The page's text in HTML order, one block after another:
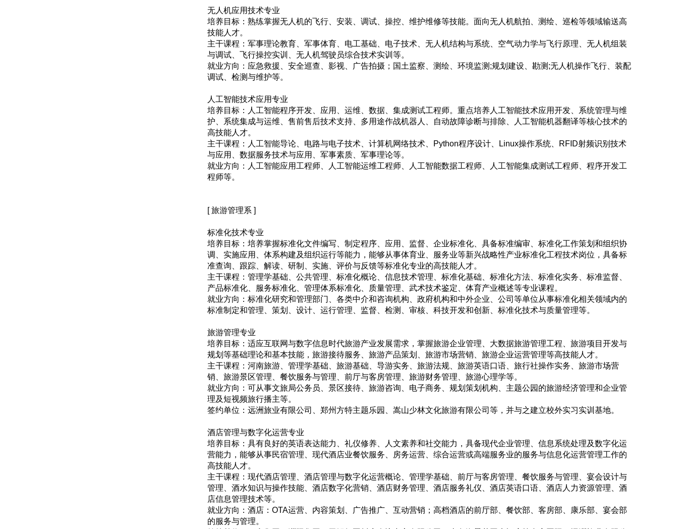
无人机应用技术专业
培养目标：熟练掌握无人机的飞行、安装、调试、操控、维护维修等技能。面向无人机航拍、测绘、巡检等领域输送高
技能人才。
主干课程：军事理论教育、军事体育、电工基础、电子技术、无人机结构与系统、空气动力学与飞行原理、无人机组装
与调试、飞行操控实训、无人机驾驶员综合技术实训等。
就业方向：应急救援、安全巡查、影视、广告拍摄；国土监察、测绘、环境监测;规划建设、勘测;无人机操作飞行、装配
调试、检测与维护等。
人工智能技术应用专业
培养目标：人工智能程序开发、应用、运维、数据、集成测试工程师。重点培养人工智能技术应用开发、系统管理与维
护、系统集成与运维、售前售后技术支持、多用途作战机器人、自动故障诊断与排除、人工智能机器翻译等核心技术的
高技能人才。
主干课程：人工智能导论、电路与电子技术、计算机网络技术、Python程序设计、Linux操作系统、RFID射频识别技术
与应用、数据服务技术与应用、军事素质、军事理论等。
就业方向：人工智能应用工程师、人工智能运维工程师、人工智能数据工程师、人工智能集成测试工程师、程序开发工
程师等。
[ 旅游管理系 ]
标准化技术专业
培养目标：培养掌握标准化文件编写、制定程序、应用、监督、企业标准化、具备标准编审、标准化工作策划和组织协
调、实施应用、体系构建及组织运行等能力，能够从事体育业、服务业等新兴战略性产业标准化工程技术岗位，具备标
准查询、跟踪、解读、研制、实施、评价与反馈等标准化专业的高技能人才。
主干课程：管理学基础、公共管理、标准化概论、信息技术管理、标准化基础、标准化方法、标准化实务、标准监督、
产品标准化、服务标准化、管理体系标准化、质量管理、武术技术鉴定、体育产业概述等专业课程。
就业方向：标准化研究和管理部门、各类中介和咨询机构、政府机构和中外企业、公司等单位从事标准化相关领域内的
标准制定和管理、策划、设计、运行管理、监督、检测、审核、科技开发和创新、标准化技术与质量管理等。
旅游管理专业
培养目标：适应互联网与数字信息时代旅游产业发展需求，掌握旅游企业管理、大数据旅游管理工程、旅游项目开发与
规划等基础理论和基本技能，旅游接待服务、旅游产品策划、旅游市场营销、旅游企业运营管理等高技能人才。
主干课程：河南旅游、管理学基础、旅游基础、导游实务、旅游法规、旅游英语口语、旅行社操作实务、旅游市场营
销、旅游景区管理、餐饮服务与管理、前厅与客房管理、旅游财务管理、旅游心理学等。
就业方向：可从事文旅局公务员、景区接待、旅游咨询、电子商务、规划策划机构、主题公园的旅游经济管理和企业管
理及短视频旅行播主等。
签约单位：远洲旅业有限公司、郑州方特主题乐园、嵩山少林文化旅游有限公司等，并与之建立校外实习实训基地。
酒店管理与数字化运营专业
培养目标：具有良好的英语表达能力、礼仪修养、人文素养和社交能力，具备现代企业管理、信息系统处理及数字化运
营能力，能够从事民宿管理、现代酒店业餐饮服务、房务运营、综合运营或高端服务业的服务与信息化运营管理工作的
高技能人才。
主干课程：现代酒店管理、酒店管理与数字化运营概论、管理学基础、前厅与客房管理、餐饮服务与管理、宴会设计与
管理、酒水知识与操作技能、酒店数字化营销、酒店财务管理、酒店服务礼仪、酒店英语口语、酒店人力资源管理、酒
店信息管理技术等。
就业方向：酒店：OTA运营、内容策划、广告推广、互动营销；高档酒店的前厅部、餐饮部、客房部、康乐部、宴会部
的服务与管理。